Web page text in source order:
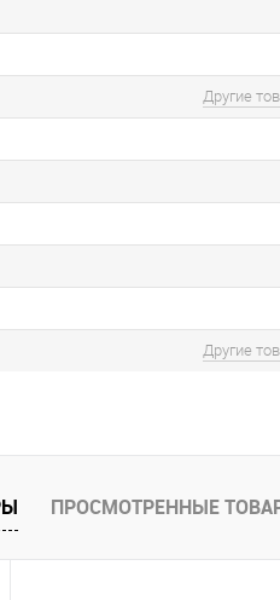
Другие
Другие
ПРОСМОТРЕННЫЕ